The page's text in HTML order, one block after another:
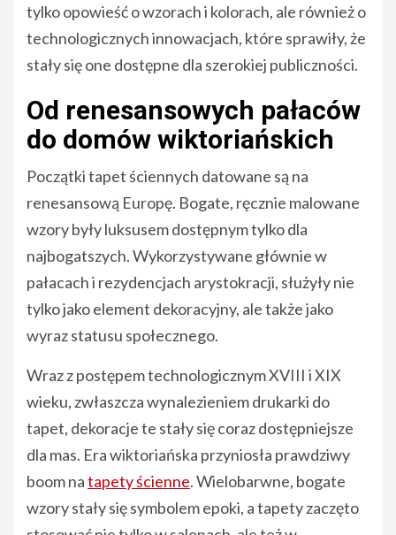
tylko opowieść o wzorach i kolorach, ale również o
technologicznych innowacjach, które sprawiły, że
stały się one dostępne dla szerokiej publiczności.
Od renesansowych pałaców
do domów wiktoriańskich
Początki tapet ściennych datowane są na
renesansową Europę. Bogate, ręcznie malowane
wzory były luksusem dostępnym tylko dla
najbogatszych. Wykorzystywane głównie w
pałacach i rezydencjach arystokracji, służyły nie
tylko jako element dekoracyjny, ale także jako
wyraz statusu społecznego.
Wraz z postępem technologicznym XVIII i XIX
wieku, zwłaszcza wynalezieniem drukarki do
tapet, dekoracje te stały się coraz dostępniejsze
dla mas. Era wiktoriańska przyniosła prawdziwy
boom natapety ścienne. Wielobarwne, bogate
wzory stały się symbolem epoki, a tapety zaczęto